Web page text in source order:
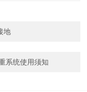
地
系统使用须知